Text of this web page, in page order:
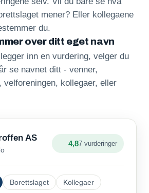
mener? Eller kollegaene
du.
over ditt eget navn
inn en vurdering, velger du
se navnet ditt - venner,
velforeningen, kollegaer, eller
AS
4,87 vurderinger
Borettslaget
Kollegaer